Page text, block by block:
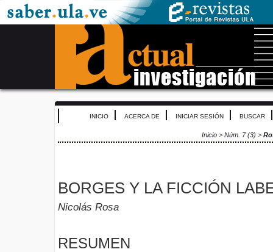
INICIO ACERCA DE INICIAR SESIÓN BUSCAR
Inicio > Núm. 7 (3) >
BORGES Y LA FICCIÓN
Nicolás Rosa
RESUMEN